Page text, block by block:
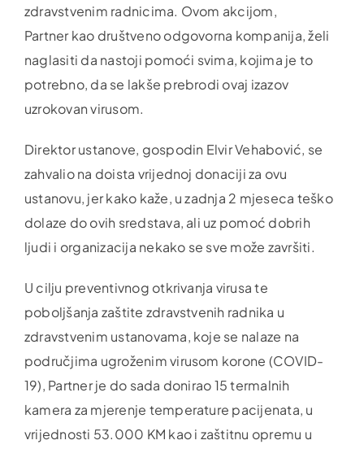
zdravstvenim radnicima. Ovom akcijom,
Partner kao društveno odgovorna kompanija, želi
naglasiti da nastoji pomoći svima, kojima je to
potrebno, da se lakše prebrodi ovaj izazov
uzrokovan virusom.
Direktor ustanove, gospodin Elvir Vehabović, se
zahvalio na doista vrijednoj donaciji za ovu
ustanovu, jer kako kaže, u zadnja 2 mjeseca teško
dolaze do ovih sredstava, ali uz pomoć dobrih
ljudi i organizacija nekako se sve može završiti.
U cilju preventivnog otkrivanja virusa te
poboljšanja zaštite zdravstvenih radnika u
zdravstvenim ustanovama, koje se nalaze na
područjima ugroženim virusom korone (COVID-
19), Partner je do sada donirao 15 termalnih
kamera za mjerenje temperature pacijenata, u
vrijednosti 53.000 KM kao i zaštitnu opremu u